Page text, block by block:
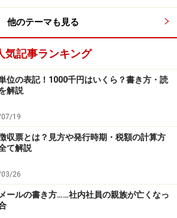
生かせない。がんばってなんとかな
い。
ゃなくなったのを機会に、せめて1
ながら、そんなことを考えていまし
ヶ月間お時給分は働きます」と、い
ーしてしまった方もいるかもしれま
トの時点では、大前さんは派遣社員
」という、S&Fの子会社に、東海林
他のテーマも見る
気記事ランキング
位の表記！1000千円はいくら？書き方・読
解説
19
収票とは？見方や発行時期・税額の計算方
て解説
26
ールの書き方……社内社員の親族が亡くなっ